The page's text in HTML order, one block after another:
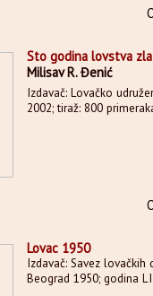
Sto godina lovstva
Milisav R. Đenić
Izdavač: Lovačko
2002; tiraž: 800
Lovac 1950
Izdavač: Savez lovačkih
Beograd 1950; godina